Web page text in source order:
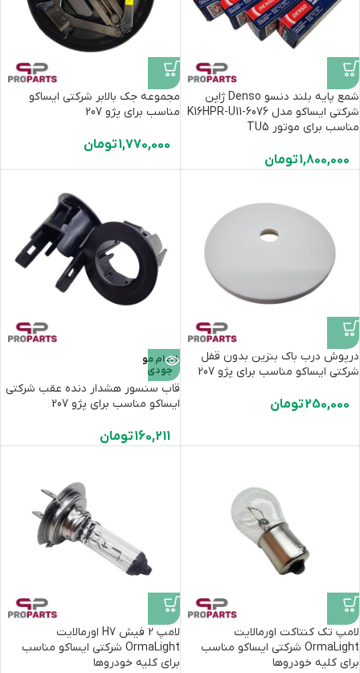
شمع پایه بلند دنسو Denso ژاپن
شرکتی ایساکو مدل K16HPR-U11-6076
مناسب برای موتور TU5
1,800,000تومان
مجموعه جک بالابر ‌شرکتی ایساکو
مناسب برای پژو 207
1,770,000تومان
درپوش درب باک بنزین بدون قفل
شرکتی ایساکو مناسب برای پژو 207
250,000تومان
اتمام مو
جودی
قاب سنسور هشدار دنده عقب شرکتی
ایساکو مناسب برای پژو 207
160,211تومان
لامپ تک کنتاکت اورمالایت
OrmaLight شرکتی ایساکو مناسب
برای کلیه خودروها
لامپ 2 فیش H7 اورمالایت
OrmaLight شرکتی ایساکو مناسب
برای کلیه خودروها